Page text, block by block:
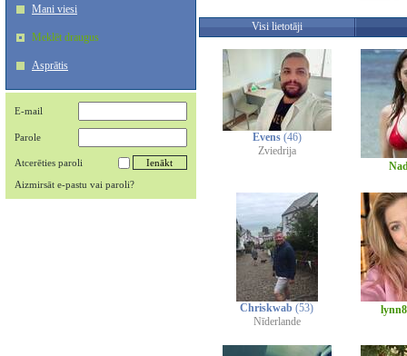
Mani viesi
Meklēt draugus
Asprātis
E-mail
Parole
Atcerēties paroli
Aizmirsāt e-pastu vai paroli?
Visi lietotāji
Evens (46)
Zviedrija
Chriskwab (53)
Nīderlande